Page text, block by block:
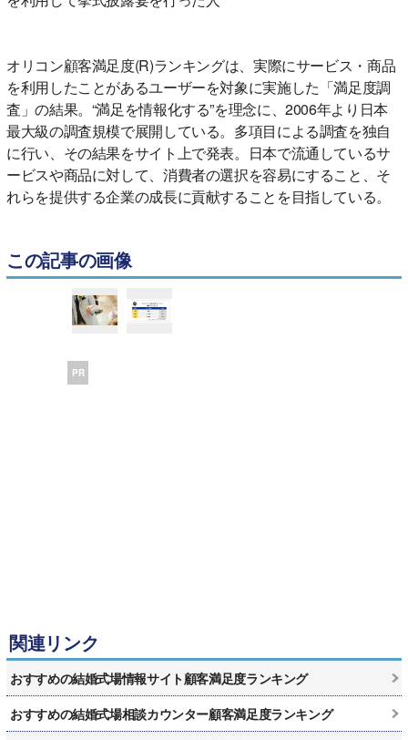
オリコン顧客満足度(R)ランキングは、実際にサービス・商品
を利用したことがあるユーザーを対象に実施した「満足度調
査」の結果。“満足を情報化する”を理念に、2006年より日本
最大級の調査規模で展開している。多項目による調査を独自
に行い、その結果をサイト上で発表。日本で流通しているサ
ービスや商品に対して、消費者の選択を容易にすること、そ
れらを提供する企業の成長に貢献することを目指している。
この記事の画像
PR
関連リンク
おすすめの結婚式場情報サイト顧客満足度ランキング
おすすめの結婚式場相談カウンター顧客満足度ランキング